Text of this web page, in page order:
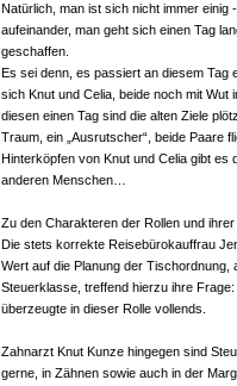
Natürlich, man ist sich nicht immer einig
aufeinander, man geht sich einen Tag
geschaffen.
Es sei denn, es passiert an diesem Tag
sich Knut und Celia, beide noch mit Wut
diesen einen Tag sind die alten Ziele
Traum, ein „Ausrutscher“, beide Paare
Hinterköpfen von Knut und Celia gibt es
anderen Menschen…
Zu den Charakteren der Rollen und
Die stets korrekte Reisebürokauffrau
Wert auf die Planung der
Steuerklasse, treffend hierzu ihre
überzeugte in dieser Rolle vollends.
Zahnarzt Knut Kunze hingegen sind
gerne, in Zähnen sowie auch in der